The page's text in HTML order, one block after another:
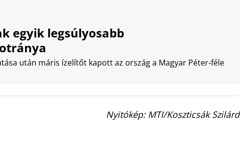
egyik legsúlyosabb
után máris ízelítőt kapott az ország a Magyar Péter-féle
Nyitókép: MTI/Koszticsák Szilárd